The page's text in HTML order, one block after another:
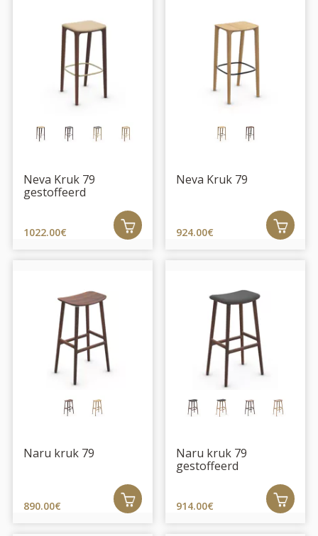
Neva Kruk 79
gestoffeerd
1022.00€
Neva Kruk 79
924.00€
Naru kruk 79
890.00€
Naru kruk 79
gestoffeerd
914.00€